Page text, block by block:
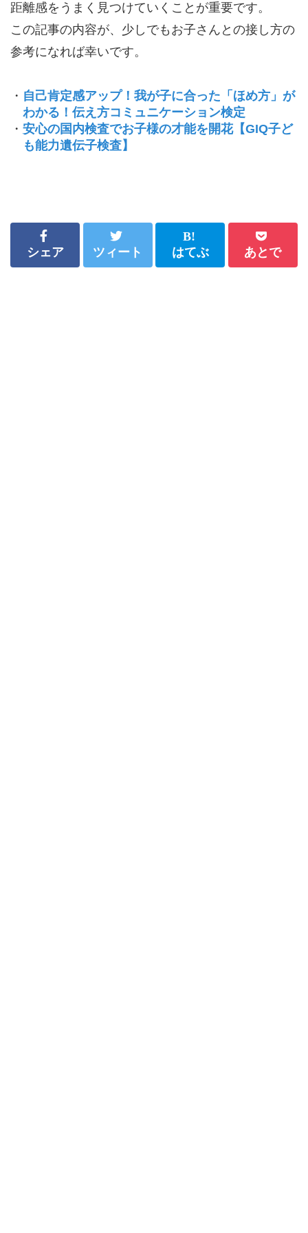
距離感をうまく見つけていくことが重要です。
この記事の内容が、少しでもお子さんとの接し方の
参考になれば幸いです。
・ 自己肯定感アップ！我が子に合った「ほめ方」が
わかる！伝え方コミュニケーション検定
・ 安心の国内検査でお子様の才能を開花【GIQ子ど
も能力遺伝子検査】
シェア ツィート はてぶ あとで